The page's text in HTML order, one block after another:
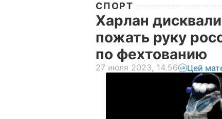
СПОРТ
Харлан
пожать руку
по фехтованию
27 июля 2023, 14.56 Цей